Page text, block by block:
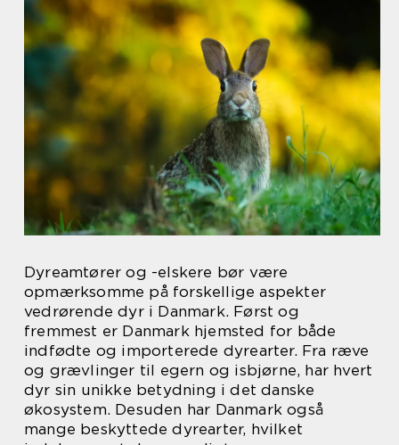
Dyreamtører og -elskere bør være
opmærksomme på forskellige aspekter
vedrørende dyr i Danmark. Først og
fremmest er Danmark hjemsted for både
indfødte og importerede dyrearter. Fra ræve
og grævlinger til egern og isbjørne, har hvert
dyr sin unikke betydning i det danske
økosystem. Desuden har Danmark også
mange beskyttede dyrearter, hvilket